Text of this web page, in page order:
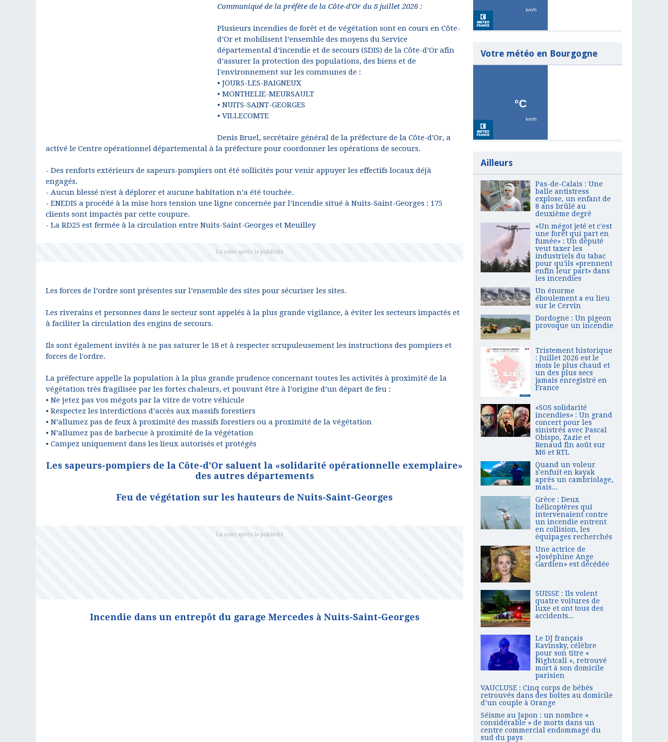
Communiqué de la préfète de la Côte-d'Or du 8 juillet 2026 :
Plusieurs incendies de forêt et de végétation sont en cours en Côte-
d’Or et mobilisent l’ensemble des moyens du Service
départemental d’incendie et de secours (SDIS) de la Côte-d’Or afin
d’assurer la protection des populations, des biens et de
l'environnement sur les communes de :
• JOURS-LES-BAIGNEUX
• MONTHELIE-MEURSAULT
• NUITS-SAINT-GEORGES
• VILLECOMTE
Denis Bruel, secrétaire général de la préfecture de la Côte-d'Or, a
activé le Centre opérationnel départemental à la préfecture pour coordonner les opérations de secours.
- Des renforts extérieurs de sapeurs-pompiers ont été sollicités pour venir appuyer les effectifs locaux déjà
engagés.
- Aucun blessé n'est à déplorer et aucune habitation n’a été touchée.
- ENEDIS a procédé à la mise hors tension une ligne concernée par l’incendie situé à Nuits-Saint-Georges : 175
clients sont impactés par cette coupure.
- La RD25 est fermée à la circulation entre Nuits-Saint-Georges et Meuilley
Les forces de l’ordre sont présentes sur l’ensemble des sites pour sécuriser les sites.
Les riverains et personnes dans le secteur sont appelés à la plus grande vigilance, à éviter les secteurs impactés et
à faciliter la circulation des engins de secours.
Ils sont également invités à ne pas saturer le 18 et à respecter scrupuleusement les instructions des pompiers et
forces de l'ordre.
La préfecture appelle la population à la plus grande prudence concernant toutes les activités à proximité de la
végétation très fragilisée par les fortes chaleurs, et pouvant être à l’origine d’un départ de feu :
• Ne jetez pas vos mégots par la vitre de votre véhicule
• Respectez les interdictions d’accès aux massifs forestiers
• N’allumez pas de feux à proximité des massifs forestiers ou a proximité de la végétation
• N’allumez pas de barbecue à proximité de la végétation
• Campez uniquement dans les lieux autorisés et protégés
Les sapeurs-pompiers de la Côte-d'Or saluent la «solidarité opérationnelle exemplaire»
des autres départements
Feu de végétation sur les hauteurs de Nuits-Saint-Georges
Incendie dans un entrepôt du garage Mercedes à Nuits-Saint-Georges
Votre météo en Bourgogne
Ailleurs
Pas-de-Calais : Une
balle antistress
explose, un enfant de
8 ans brûlé au
deuxième degré
«Un mégot jeté et c'est
une forêt qui part en
fumée» : Un député
veut taxer les
industriels du tabac
pour qu'ils «prennent
enfin leur part» dans
les incendies
Un énorme
éboulement a eu lieu
sur le Cervin
Dordogne : Un pigeon
provoque un incendie
Tristement historique
: Juillet 2026 est le
mois le plus chaud et
un des plus secs
jamais enregistré en
France
«SOS solidarité
incendies» : Un grand
concert pour les
sinistrés avec Pascal
Obispo, Zazie et
Renaud fin août sur
M6 et RTL
Quand un voleur
s'enfuit en kayak
après un cambriolage,
mais...
Grèce : Deux
hélicoptères qui
intervenaient contre
un incendie entrent
en collision, les
équipages recherchés
Une actrice de
«Joséphine Ange
Gardien» est décédée
SUISSE : Ils volent
quatre voitures de
luxe et ont tous des
accidents...
Le DJ français
Kavinsky, célèbre
pour son titre «
Nightcall », retrouvé
mort à son domicile
parisien
VAUCLUSE : Cinq corps de bébés
retrouvés dans des boîtes au domicile
d’un couple à Orange
Séisme au Japon : un nombre «
considérable » de morts dans un
centre commercial endommagé du
sud du pays